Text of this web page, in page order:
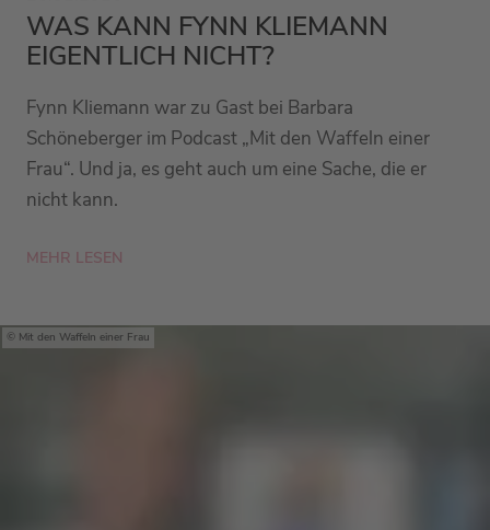
WAS KANN FYNN KLIEMANN
EIGENTLICH NICHT?
Fynn Kliemann war zu Gast bei Barbara
Schöneberger im Podcast „Mit den Waffeln einer
Frau“. Und ja, es geht auch um eine Sache, die er
nicht kann.
MEHR LESEN
Mit den Waffeln einer Frau